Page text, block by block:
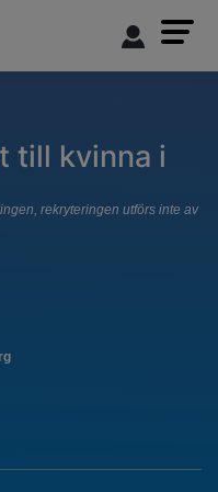
till kvinna i
rekryteringen utförs inte av